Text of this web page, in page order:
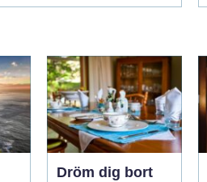
Dröm dig bort